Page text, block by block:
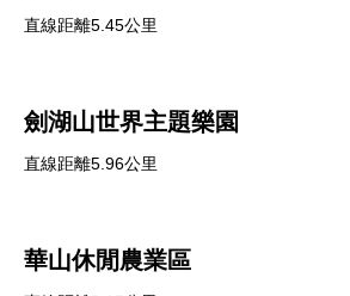
直線距離5.45公里
劍湖山世界主題樂園
直線距離5.96公里
華山休閒農業區